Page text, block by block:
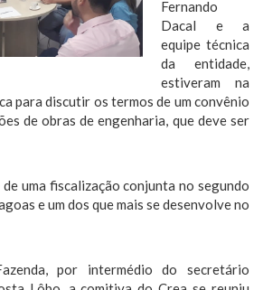
Fernando
Dacal e a
equipe técnica
da entidade,
estiveram na
para discutir os termos de um convênio
de obras de engenharia, que deve ser
uma fiscalização conjunta no segundo
e um dos que mais se desenvolve no
por intermédio do secretário